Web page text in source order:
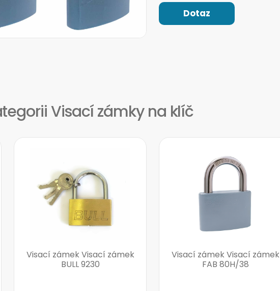
Dotaz
Visací zámky na klíč
Visací zámek Visací zámek
BULL 9230
Visací zámek Visací zámek
FAB 80H/38